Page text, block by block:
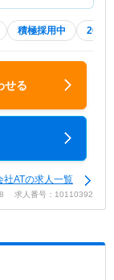
積極採用中 2027
せる
社ATの求人一覧
求人番号：10110392